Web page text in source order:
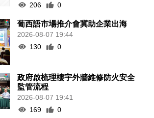
206
0
葡西語市場推介會冀助企業出海
2026-08-07 19:44
130
0
政府啟梳理樓宇外牆維修防火安全
監管流程
2026-08-07 19:41
169
0